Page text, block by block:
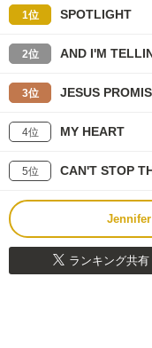
1位 SPOTLIGHT
2位 AND I'M
3位 JESUS
4位 MY HEART
5位 CAN'T STOP
Jennifer
ランキング共有